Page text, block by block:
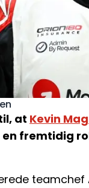
at Kevin
fremtidig